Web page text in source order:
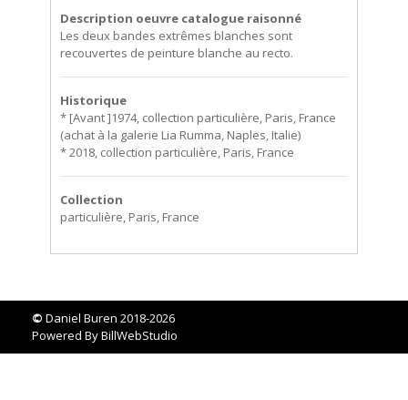
Description oeuvre catalogue raisonné
Les deux bandes extrêmes blanches sont
recouvertes de peinture blanche au recto.
Historique
* [Avant ]1974, collection particulière, Paris, France
(achat à la galerie Lia Rumma, Naples, Italie)
* 2018, collection particulière, Paris, France
Collection
particulière, Paris, France
© Daniel Buren 2018-2026
Powered ByBillWebStudio